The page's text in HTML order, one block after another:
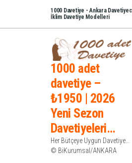
1000 Davetiye - Ankara
İklim Davetiye Modelleri
1000 adet
davetiye –
₺1950 | 2026
Yeni Sezon
Davetiyeleri…
Her Bütçeye Uygun Davetiye…
© BiKurumsal/ANKARA